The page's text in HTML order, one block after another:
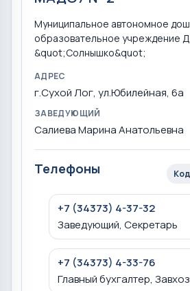
Муниципальное автономное
образовательное учреждение
&quot;Солнышко&quot;
АДРЕС
г.Сухой Лог, ул.Юбилейная, 6а
ЗАВЕДУЮЩИЙ
Салиева Марина Анатольевна
Телефоны
+7 (34373) 4-37-32
Заведующий, Секретарь
+7 (34373) 4-33-76
Главный бухгалтер, Завхоз